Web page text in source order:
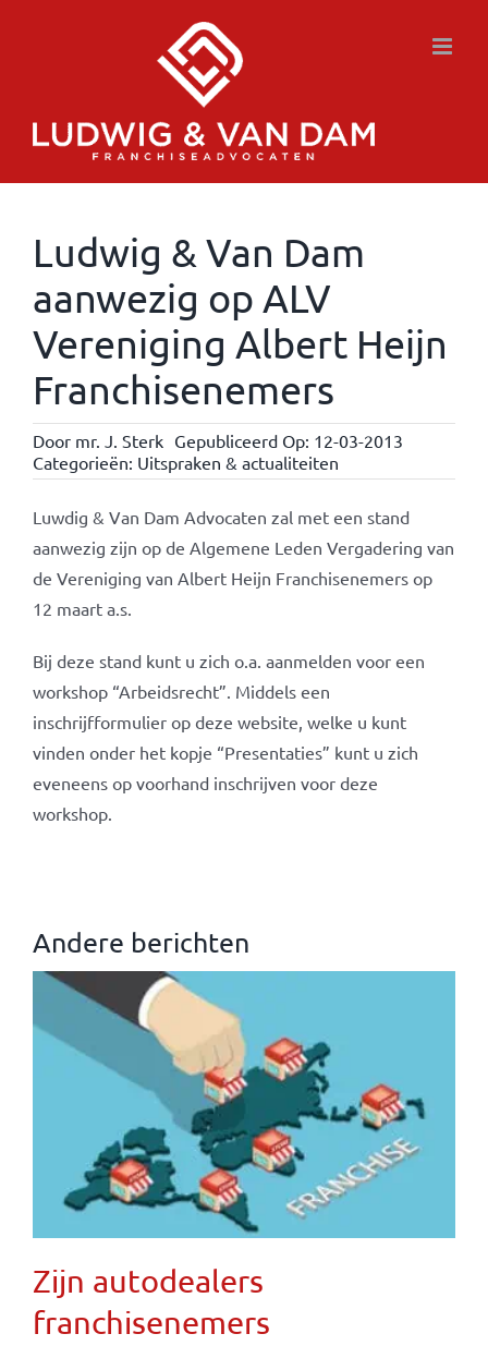
Ludwig & Van Dam
aanwezig op ALV
Vereniging Albert Heijn
Franchisenemers
Door mr. J. Sterk Gepubliceerd Op: 12-03-2013
Categorieën: Uitspraken & actualiteiten
Luwdig & Van Dam Advocaten zal met een stand
aanwezig zijn op de Algemene Leden Vergadering van
de Vereniging van Albert Heijn Franchisenemers op
12 maart a.s.
Bij deze stand kunt u zich o.a. aanmelden voor een
workshop “Arbeidsrecht”. Middels een
inschrijfformulier op deze website, welke u kunt
vinden onder het kopje “Presentaties” kunt u zich
eveneens op voorhand inschrijven voor deze
workshop.
Andere berichten
Zijn autodealers
franchisenemers